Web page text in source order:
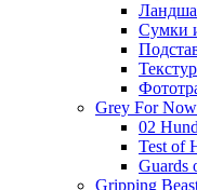
Сумки
Grey For
02
Test of
Guards
Gripping